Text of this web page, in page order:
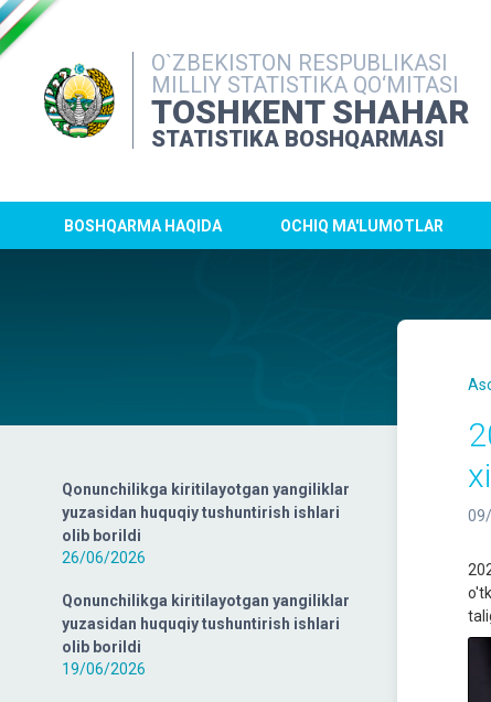
O`ZBEKISTON RESPUBLIKASI
MILLIY STATISTIKA QO‘MITASI
TOSHKENT SHAHAR
STATISTIKA BOSHQARMASI
BOSHQARMA HAQIDA OCHIQ MA'LUMOTLAR
Qonunchilikga kiritilayotgan yangiliklar
yuzasidan huquqiy tushuntirish ishlari
olib borildi
26/06/2026
Qonunchilikga kiritilayotgan yangiliklar
yuzasidan huquqiy tushuntirish ishlari
olib borildi
19/06/2026